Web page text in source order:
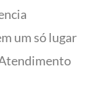
um só lugar